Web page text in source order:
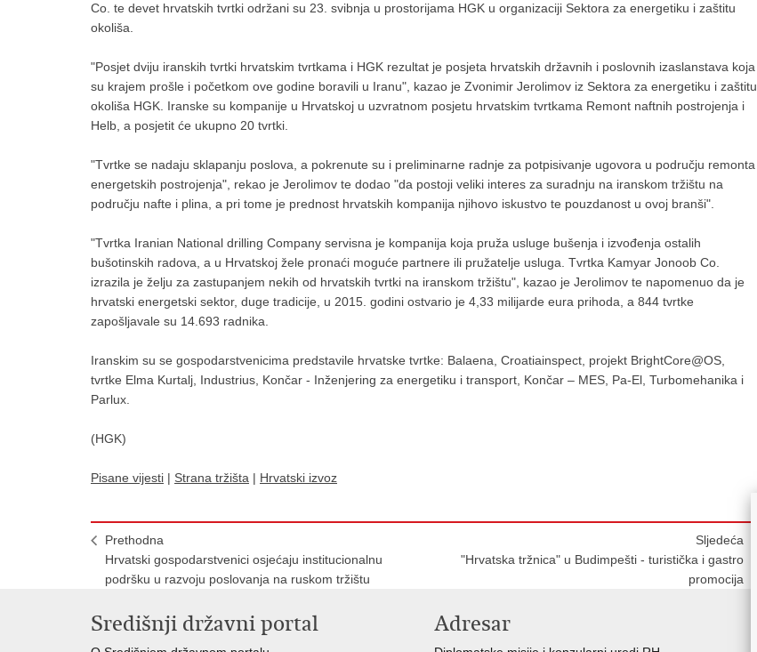
Co. te devet hrvatskih tvrtki održani su 23. svibnja u prostorijama HGK u organizaciji Sektora za energetiku i zaštitu
okoliša.
"Posjet dviju iranskih tvrtki hrvatskim tvrtkama i HGK rezultat je posjeta hrvatskih državnih i poslovnih izaslanstava koja
su krajem prošle i početkom ove godine boravili u Iranu", kazao je Zvonimir Jerolimov iz Sektora za energetiku i zaštitu
okoliša HGK. Iranske su kompanije u Hrvatskoj u uzvratnom posjetu hrvatskim tvrtkama Remont naftnih postrojenja i
Helb, a posjetit će ukupno 20 tvrtki.
"Tvrtke se nadaju sklapanju poslova, a pokrenute su i preliminarne radnje za potpisivanje ugovora u području remonta
energetskih postrojenja", rekao je Jerolimov te dodao "da postoji veliki interes za suradnju na iranskom tržištu na
području nafte i plina, a pri tome je prednost hrvatskih kompanija njihovo iskustvo te pouzdanost u ovoj branši".
"Tvrtka Iranian National drilling Company servisna je kompanija koja pruža usluge bušenja i izvođenja ostalih
bušotinskih radova, a u Hrvatskoj žele pronaći moguće partnere ili pružatelje usluga. Tvrtka Kamyar Jonoob Co.
izrazila je želju za zastupanjem nekih od hrvatskih tvrtki na iranskom tržištu", kazao je Jerolimov te napomenuo da je
hrvatski energetski sektor, duge tradicije, u 2015. godini ostvario je 4,33 milijarde eura prihoda, a 844 tvrtke
zapošljavale su 14.693 radnika.
Iranskim su se gospodarstvenicima predstavile hrvatske tvrtke: Balaena, Croatiainspect, projekt BrightCore@OS,
tvrtke Elma Kurtalj, Industrius, Končar - Inženjering za energetiku i transport, Končar – MES, Pa-El, Turbomehanika i
Parlux.
(HGK)
Pisane vijesti | Strana tržišta | Hrvatski izvoz
Prethodna
Hrvatski gospodarstvenici osjećaju institucionalnu
podršku u razvoju poslovanja na ruskom tržištu
Sljedeća
"Hrvatska tržnica" u Budimpešti - turistička i gastro
promocija
Središnji državni portal Adresar